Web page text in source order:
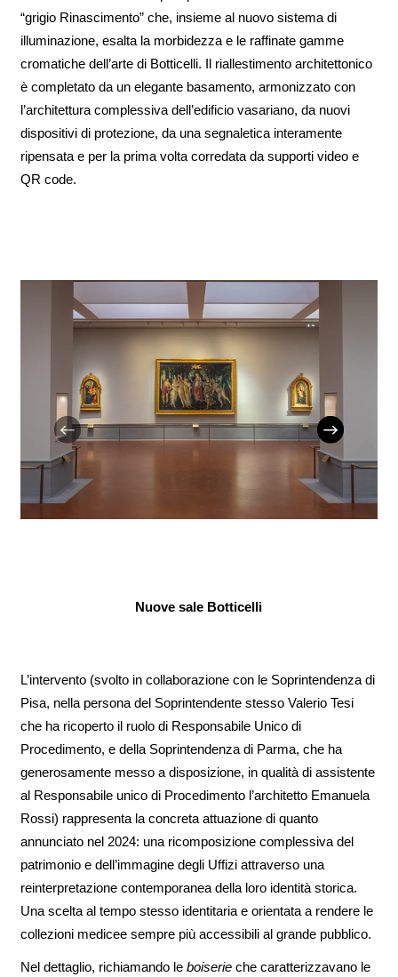
“grigio Rinascimento” che, insieme al nuovo sistema di
illuminazione, esalta la morbidezza e le raffinate gamme
cromatiche dell’arte di Botticelli. Il riallestimento architettonico
è completato da un elegante basamento, armonizzato con
l’architettura complessiva dell’edificio vasariano, da nuovi
dispositivi di protezione, da una segnaletica interamente
ripensata e per la prima volta corredata da supporti video e
QR code.
Nuove sale Botticelli
L’intervento (svolto in collaborazione con le Soprintendenza di
Pisa, nella persona del Soprintendente stesso Valerio Tesi
che ha ricoperto il ruolo di Responsabile Unico di
Procedimento, e della Soprintendenza di Parma, che ha
generosamente messo a disposizione, in qualità di assistente
al Responsabile unico di Procedimento l’architetto Emanuela
Rossi) rappresenta la concreta attuazione di quanto
annunciato nel 2024: una ricomposizione complessiva del
patrimonio e dell’immagine degli Uffizi attraverso una
reinterpretazione contemporanea della loro identità storica.
Una scelta al tempo stesso identitaria e orientata a rendere le
collezioni medicee sempre più accessibili al grande pubblico.
Nel dettaglio, richiamando le boiserieche caratterizzavano le